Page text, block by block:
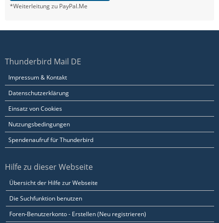
*Weiterleitung zu PayPal.Me
Thunderbird Mail DE
Impressum & Kontakt
Datenschutzerklärung
Einsatz von Cookies
Nutzungsbedingungen
Spendenaufruf für Thunderbird
Hilfe zu dieser Webseite
Übersicht der Hilfe zur Webseite
Die Suchfunktion benutzen
Foren-Benutzerkonto - Erstellen (Neu registrieren)